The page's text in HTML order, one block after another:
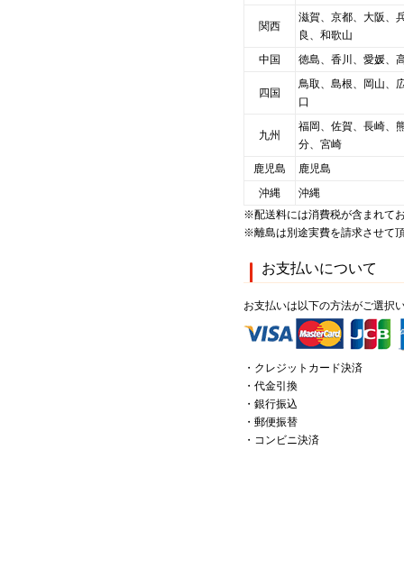
関西
滋賀、京都、大阪、
良、和歌山
中国
徳島、香川、愛媛、
四国
鳥取、島根、岡山、
口
九州
福岡、佐賀、長崎、
分、宮崎
鹿児島
鹿児島
沖縄
沖縄
※配送料には消費税が含まれて
※離島は別途実費を請求させて
お支払いについて
お支払いは以下の方法がご選択
・クレジットカード決済
・代金引換
・銀行振込
・郵便振替
・コンビニ決済